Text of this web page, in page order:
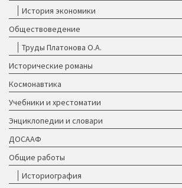
История экономики
Обществоведение
Труды Платонова О.А.
Исторические романы
Космонавтика
Учебники и хрестоматии
Энциклопедии и словари
ДОСААФ
Общие работы
Историография